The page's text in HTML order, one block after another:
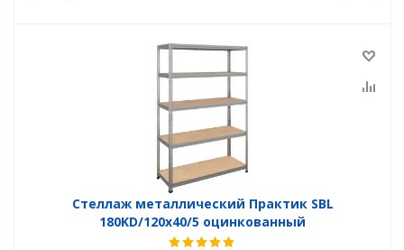
Стеллаж металлический Практик SBL
180KD/120x40/5 оцинкованный